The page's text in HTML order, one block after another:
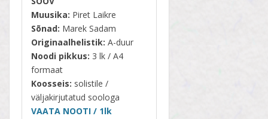
Muusika: Piret Laikre
Sõnad: Marek Sadam
Originaalhelistik: A-duur
Noodi pikkus: 3 lk / A4
formaat
Koosseis: solistile /
väljakirjutatud soologa
VAATA NOOTI / 1lk